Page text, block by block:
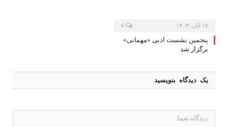
۱۷ آبان, ۱۴۰۴
پنجمین نشست ادبی «مهمانی»
برگزار شد
یک دیدگاه بنویسید